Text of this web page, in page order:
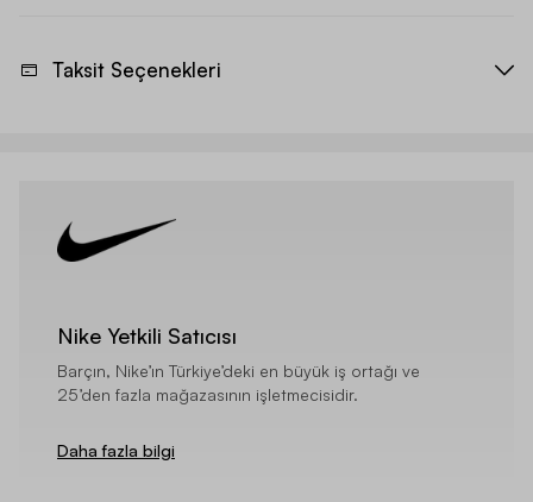
Taksit Seçenekleri
Nike Yetkili Satıcısı
Barçın, Nike’ın Türkiye’deki en büyük iş ortağı ve
25’den fazla mağazasının işletmecisidir.
Daha fazla bilgi